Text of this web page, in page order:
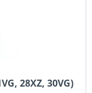
28XZ, 30VG)